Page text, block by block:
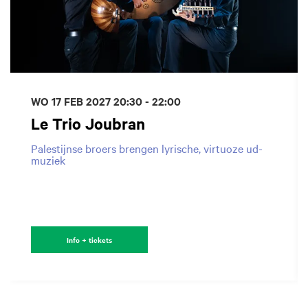
Le Trio Joubran
Palestijnse broers brengen lyrische, virtuoze ud-
muziek
WO 17 FEB 202720:30 - 22:00
Info + tickets